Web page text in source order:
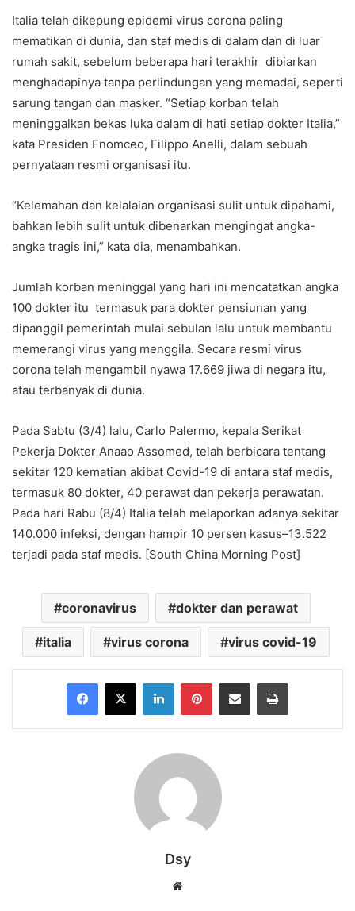
Italia telah dikepung epidemi virus corona paling
mematikan di dunia, dan staf medis di dalam dan di luar
rumah sakit, sebelum beberapa hari terakhir dibiarkan
menghadapinya tanpa perlindungan yang memadai, seperti
sarung tangan dan masker. “Setiap korban telah
meninggalkan bekas luka dalam di hati setiap dokter Italia,”
kata Presiden Fnomceo, Filippo Anelli, dalam sebuah
pernyataan resmi organisasi itu.
“Kelemahan dan kelalaian organisasi sulit untuk dipahami,
bahkan lebih sulit untuk dibenarkan mengingat angka-
angka tragis ini,” kata dia, menambahkan.
Jumlah korban meninggal yang hari ini mencatatkan angka
100 dokter itu termasuk para dokter pensiunan yang
dipanggil pemerintah mulai sebulan lalu untuk membantu
memerangi virus yang menggila. Secara resmi virus
corona telah mengambil nyawa 17.669 jiwa di negara itu,
atau terbanyak di dunia.
Pada Sabtu (3/4) lalu, Carlo Palermo, kepala Serikat
Pekerja Dokter Anaao Assomed, telah berbicara tentang
sekitar 120 kematian akibat Covid-19 di antara staf medis,
termasuk 80 dokter, 40 perawat dan pekerja perawatan.
Pada hari Rabu (8/4) Italia telah melaporkan adanya sekitar
140.000 infeksi, dengan hampir 10 persen kasus–13.522
terjadi pada staf medis. [South China Morning Post]
coronavirus dokter dan perawat
italia virus corona virus covid-19
Facebook
X LinkedInPinterestShare via Email Print
Dsy